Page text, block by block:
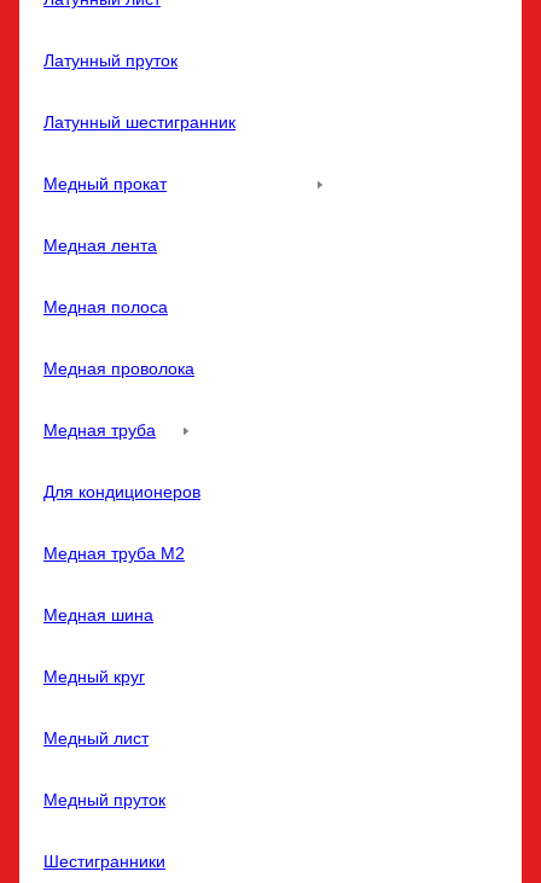
Латунный пруток
Латунный шестигранник
Медный прокат
Медная лента
Медная полоса
Медная проволока
Медная труба
Для кондиционеров
Медная труба M2
Медная шина
Медный круг
Медный лист
Медный пруток
Шестигранники